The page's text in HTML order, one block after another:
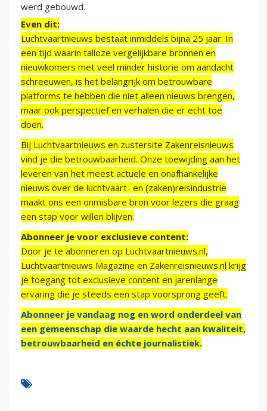
werd gebouwd.
Even dit:
Luchtvaartnieuws bestaat inmiddels bijna 25 jaar. In
een tijd waarin talloze vergelijkbare bronnen en
nieuwkomers met veel minder historie om aandacht
schreeuwen, is het belangrijk om betrouwbare
platforms te hebben die niet alleen nieuws brengen,
maar ook perspectief en verhalen die er echt toe
doen.
Bij Luchtvaartnieuws en zustersite Zakenreisnieuws
vind je die betrouwbaarheid. Onze toewijding aan het
leveren van het meest actuele en onafhankelijke
nieuws over de luchtvaart- en (zaken)reisindustrie
maakt ons een onmisbare bron voor lezers die graag
een stap voor willen blijven.
Abonneer je voor exclusieve content:
Door je te abonneren op Luchtvaartnieuws.nl,
Luchtvaartnieuws Magazine en Zakenreisnieuws.nl krijg
je toegang tot exclusieve content en jarenlange
ervaring die je steeds een stap voorsprong geeft.
Abonneer je vandaag nog en word onderdeel van
een gemeenschap die waarde hecht aan kwaliteit,
betrouwbaarheid en échte journalistiek.